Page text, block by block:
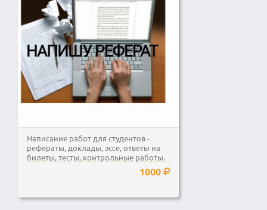
Написание работ для студентов -
рефераты, доклады, эссе, ответы на
билеты, тесты, контрольные работы.
1000